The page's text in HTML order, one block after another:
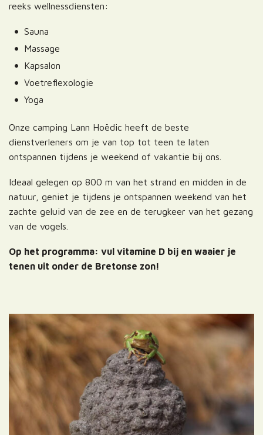
reeks wellnessdiensten:
Sauna
Massage
Kapsalon
Voetreflexologie
Yoga
Onze camping Lann Hoëdic heeft de beste
dienstverleners om je van top tot teen te laten
ontspannen tijdens je weekend of vakantie bij ons.
Ideaal gelegen op 800 m van het strand en midden in de
natuur, geniet je tijdens je ontspannen weekend van het
zachte geluid van de zee en de terugkeer van het gezang
van de vogels.
Op het programma: vul vitamine D bij en waaier je
tenen uit onder de Bretonse zon!